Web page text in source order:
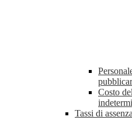
Costo
Tassi di assenza